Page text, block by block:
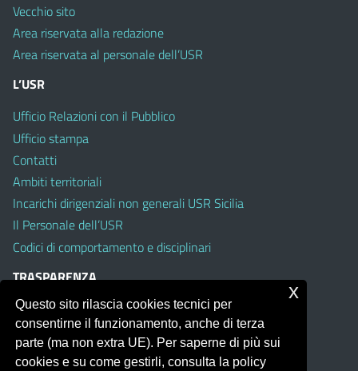
Vecchio sito
Area riservata alla redazione
Area riservata al personale dell’USR
L’USR
Ufficio Relazioni con il Pubblico
Ufficio stampa
Contatti
Ambiti territoriali
Incarichi dirigenziali non generali USR Sicilia
Il Personale dell’USR
Codici di comportamento e disciplinari
TRASPARENZA
Albo on line
Amministrazione Trasparente
Pubblici proclami
Questo sito rilascia cookies tecnici per
consentirne il funzionamento, anche di terza
parte (ma non extra UE). Per saperne di più sui
cookies e su come gestirli, consulta la policy
x